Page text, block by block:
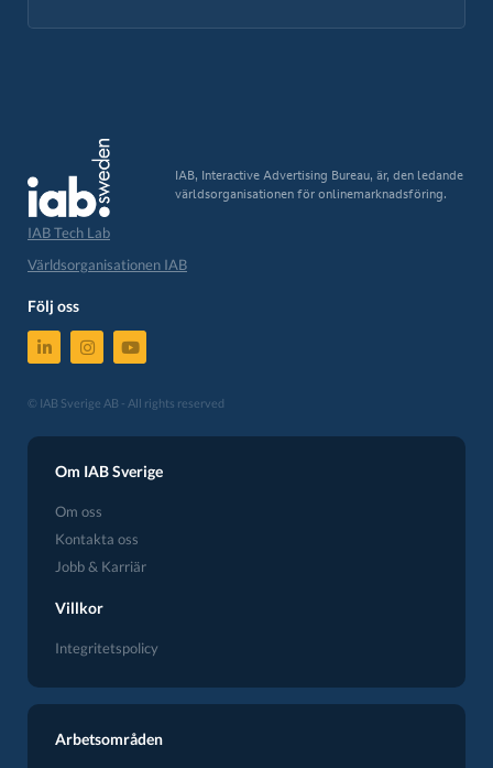
IAB, Interactive Advertising Bureau, är, den ledande
världsorganisationen för onlinemarknadsföring.
IAB Tech Lab
Världsorganisationen IAB
Följ oss
© IAB Sverige AB - All rights reserved
Om IAB Sverige
Om oss
Kontakta oss
Jobb & Karriär
Villkor
Integritetspolicy
Arbetsområden